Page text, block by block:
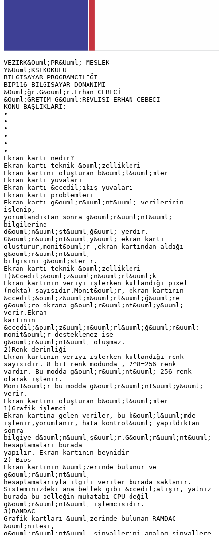
VEZİRK&Ouml;PR&Uuml; MESLEK
Y&Uuml;KSEKOKULU
BİLGİSAYAR PROGRAMCILIĞI
BIP116 BİLGİSAYAR DONANIMI
&Ouml;ğr.G&ouml;r.Erhan CEBECİ
&Ouml;ĞRETİM G&Ouml;REVLİSİ ERHAN CEBECİ
KONU BAŞLIKLARI:
•
•
•
•
•
•
Ekran kartı nedir?
Ekran kartı teknik &ouml;zellikleri
Ekran kartını oluşturan b&ouml;l&uuml;mler
Ekran kartı yuvaları
Ekran kartı &ccedil;ıkış yuvaları
Ekran kartı problemleri
Ekran kartı g&ouml;r&uuml;nt&uuml; verilerinin
işlenip,
yorumlandıktan sonra g&ouml;r&uuml;nt&uuml;
bilgilerine
d&ouml;n&uuml;şt&uuml;ğ&uuml; yerdir.
G&ouml;r&uuml;nt&uuml;y&uuml; ekran kartı
oluşturur,monit&ouml;r ,ekran kartından aldığı
g&ouml;r&uuml;nt&uuml;
bilgisini g&ouml;sterir.
Ekran kartı teknik &ouml;zellikleri
1)&Ccedil;&ouml;z&uuml;n&uuml;rl&uuml;k
Ekran kartının veriyi işlerken kullandığı pixel
(nokta) sayısıdır.Monit&ouml;r, ekran kartının
&ccedil;&ouml;z&uuml;n&uuml;rl&uuml;ğ&uuml;ne
g&ouml;re ekrana g&ouml;r&uuml;nt&uuml;y&uuml;
verir.Ekran
kartının
&ccedil;&ouml;z&uuml;n&uuml;rl&uuml;ğ&uuml;n&uuml;
monit&ouml;r desteklemez ise
g&ouml;r&uuml;nt&uuml; oluşmaz.
2)Renk derinliği
Ekran kartının veriyi işlerken kullandığı renk
sayısıdır. 8 bit renk modunda , 2^8=256 renk
vardır. Bu modda g&ouml;r&uuml;nt&uuml; 256 renk
olarak işlenir.
Monit&ouml;r bu modda g&ouml;r&uuml;nt&uuml;y&uuml;
verir.
Ekran kartını oluşturan b&ouml;l&uuml;mler
1)Grafik işlemci
Ekran kartına gelen veriler, bu b&ouml;l&uuml;mde
işlenir,yorumlanır, hata kontrol&uuml; yapıldıktan
sonra
bilgiye d&ouml;n&uuml;ş&uuml;r.G&ouml;r&uuml;nt&uuml;
hesaplamaları burada
yapılır. Ekran kartının beynidir.
2) Bios
Ekran kartının &uuml;zerinde bulunur ve
g&ouml;r&uuml;nt&uuml;
hesaplamalarıyla ilgili veriler burada saklanır.
Sisteminizdeki ana bellek gibi &ccedil;alışır, yalnız
burada bu belleğin muhatabı CPU değil
g&ouml;r&uuml;nt&uuml; işlemcisidir.
3)RAMDAC
Grafik kartları &uuml;zerinde bulunan RAMDAC
&uuml;nitesi,
g&ouml;r&uuml;nt&uuml; sinyallerini analog sinyallere